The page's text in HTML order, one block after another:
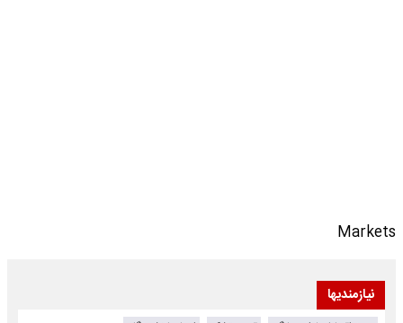
Markets
نیازمندیها